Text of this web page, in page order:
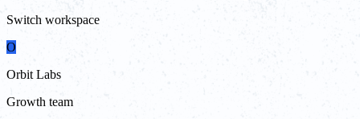
Switch workspace
O
Orbit Labs
Growth team